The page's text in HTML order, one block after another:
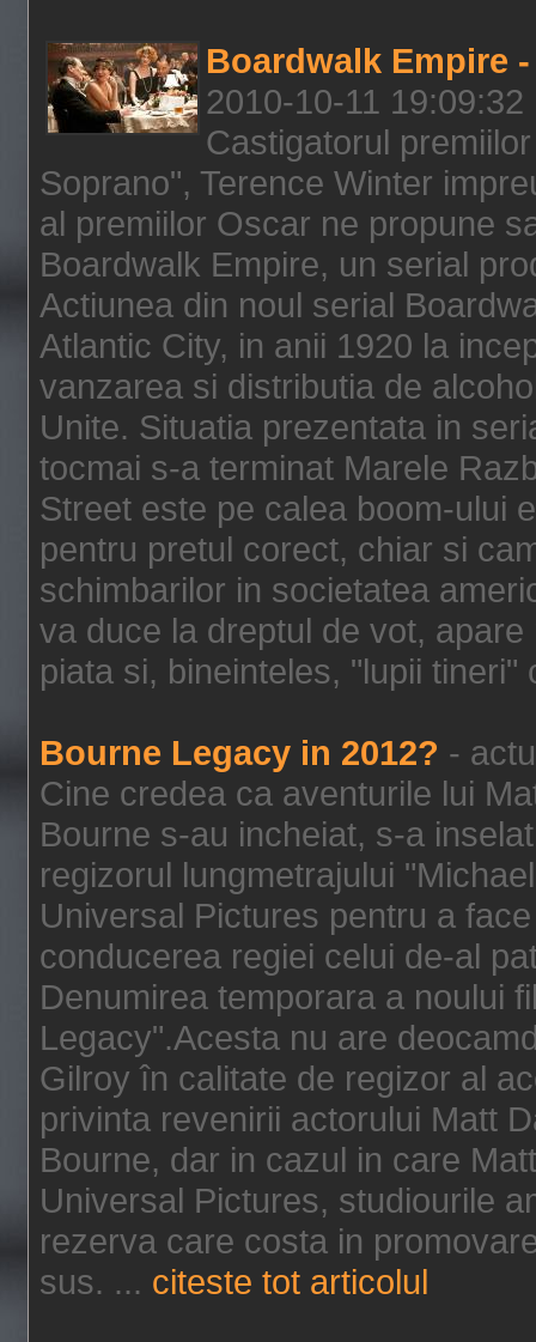
Boardwalk Empire
2010-10-11 19:09:32
Castigatorul
Soprano", Terence Winter
al premiilor Oscar ne propune
Boardwalk Empire, un serial
Actiunea din noul serial
Atlantic City, in anii 1920 la
vanzarea si distributia de
Unite. Situatia prezentata in
tocmai s-a terminat Marele
Street este pe calea boom-ului
pentru pretul corect, chiar si
schimbarilor in societatea
va duce la dreptul de vot,
piata si, bineinteles, "lupii
Bourne Legacy in 2012? -
Cine credea ca aventurile lui
Bourne s-au incheiat, s-a
regizorul lungmetrajului
Universal Pictures pentru a
conducerea regiei celui de-al
Denumirea temporara a noului
Legacy".Acesta nu are
Gilroy în calitate de regizor al
privinta revenirii actorului Matt
Bourne, dar in cazul in care
Universal Pictures, studiourile
rezerva care costa in
sus. ... citeste tot articolul